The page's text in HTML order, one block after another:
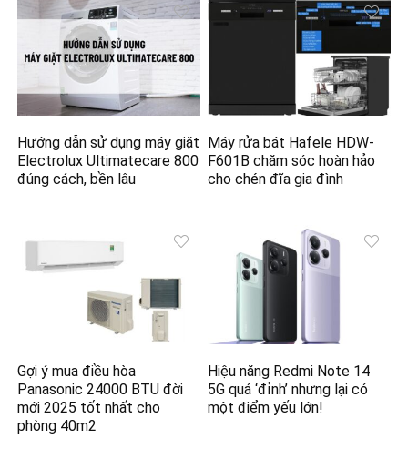
Hướng dẫn sử dụng máy giặt
Electrolux Ultimatecare 800
đúng cách, bền lâu
Máy rửa bát Hafele HDW-
F601B chăm sóc hoàn hảo
cho chén đĩa gia đình
Gợi ý mua điều hòa
Panasonic 24000 BTU đời
mới 2025 tốt nhất cho
phòng 40m2
Hiệu năng Redmi Note 14
5G quá ‘đỉnh’ nhưng lại có
một điểm yếu lớn!